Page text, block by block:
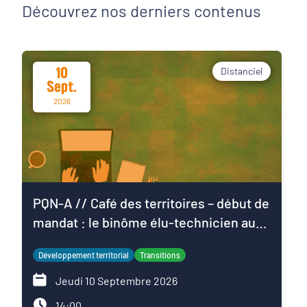
Découvrez nos derniers contenus
10
Sept.
2026
Distanciel
PQN-A // Café des territoires – début de
mandat : le binôme élu-technicien au
Développement territorial Transitions
Jeudi 10 Septembre 2026